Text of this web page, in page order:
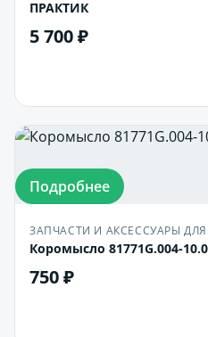
ПРАКТИК
5 700 ₽
Подробнее
ЗАПЧАСТИ И АКСЕССУАРЫ
Коромысло 81771G.004-
750 ₽